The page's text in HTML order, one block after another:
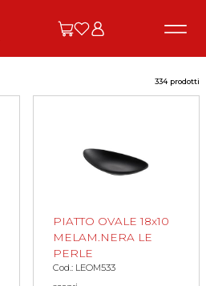
334 prodotti
PIATTO OVALE 18x10
MELAM.NERA LE
PERLE
Cod.: LEOM533